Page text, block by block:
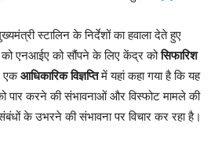
स्टालिन के निर्देशों का हवाला देते हुए
एनआईए को सौंपने के लिए केंद्र कोसिफारिश
एकआधिकारिक विज्ञप्तिमें यहां कहा गया है कि यह
पार करने की संभावनाओं और विस्फोट मामले की
के उभरने की संभावना पर विचार कर रहा है।